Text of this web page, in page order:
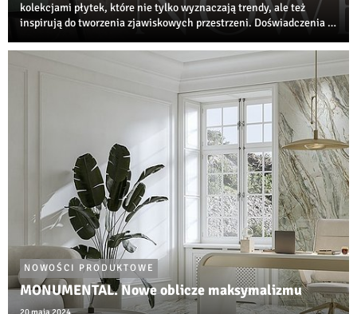
kolekcjami płytek, które nie tylko wyznaczają trendy, ale też
inspirują do tworzenia zjawiskowych przestrzeni. Doświadczenia i
Ceramicznej przyniosły proje...
NOWOŚCI PRODUKTOWE
MONUMENTAL. Nowe oblicze maksymalizmu